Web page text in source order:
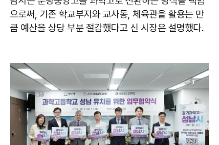
으로써, 기존 학교부지와 교사동, 체육관을 활용는 만
큼 예산을 상당 부분 절감했다고 신 시장은 설명했다.